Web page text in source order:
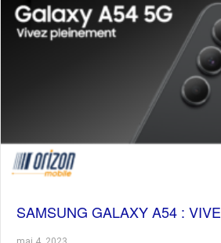
SAMSUNG GALAXY A54 :